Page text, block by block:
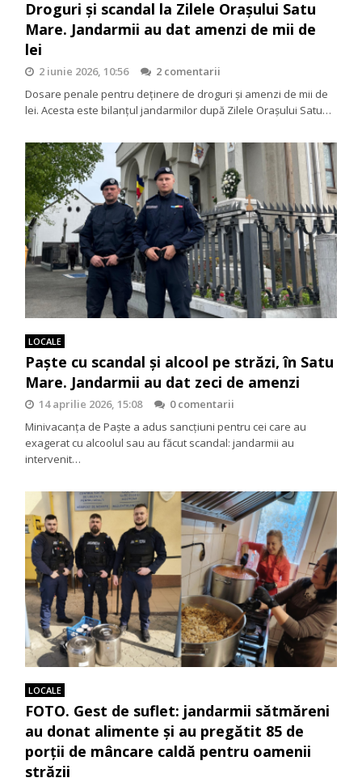
Droguri și scandal la Zilele Orașului Satu
Mare. Jandarmii au dat amenzi de mii de
lei
2 iunie 2026, 10:56
2 comentarii
Dosare penale pentru deținere de droguri și amenzi de mii de
lei. Acesta este bilanțul jandarmilor după Zilele Orașului Satu…
LOCALE
Paște cu scandal și alcool pe străzi, în Satu
Mare. Jandarmii au dat zeci de amenzi
14 aprilie 2026, 15:08
0 comentarii
Minivacanța de Paște a adus sancțiuni pentru cei care au
exagerat cu alcoolul sau au făcut scandal: jandarmii au
intervenit…
LOCALE
FOTO. Gest de suflet: jandarmii sătmăreni
au donat alimente și au pregătit 85 de
porții de mâncare caldă pentru oamenii
străzii